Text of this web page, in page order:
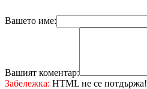
Вашето име:
Вашият коментар:
Забележка: HTML не се потдържа!